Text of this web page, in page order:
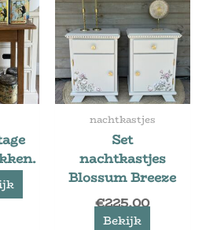
nachtkastjes
Set
nachtkastjes
Blossum Breeze
€225,00
Bekijk